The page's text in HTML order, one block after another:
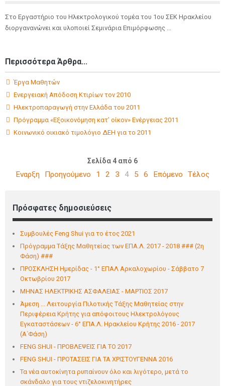
Στο Εργαστήριο του Ηλεκτρολογικού τομέα του 1ου ΣΕΚ Ηρακλείου
διοργανανώνει και υλοποιεί Σεμινάρια Επιμόρφωσης ...
Περισσότερα Άρθρα...
Έργα Μαθητών
Ενεργειακή Απόδοση Κτιρίων τον 2010
Ηλεκτροπαραγωγή στην Ελλάδα του 2011
Πρόγραμμα «Εξοικονόμηση κατ’ οίκον» Ενέργειας 2011
Κοινωνικό οικιακό τιμολόγιο ΔΕΗ για το 2011
Σελίδα 4 από 6
Έναρξη Προηγούμενο 1 2 3 4 5 6 Επόμενο Τέλος
Πρόσφατες δημοσιεύσεις
Συμβουλές Feng Shui για το έτος 2021
Πρόγραμμα Τάξης Μαθητείας των ΕΠΑ.Λ. 2017 - 2018 ### (2η
Φάση) ###
ΠΡΟΣΚΛΗΣΗ Ημερίδας - 1° ΕΠΑΛ Αρκαλoχωρίου - Σάββατο 7
Οκτωβρίου 2017
ΜΗΝΑΣ ΗΛΕΚΤΡΙΚΗΣ ΑΣΦΑΛΕΙΑΣ - ΜΑΡΤΙΟΣ 2017
Άμεση ... Λειτουργία Πιλοτικής Τάξης Μαθητείας στην
Περιφέρεια Κρήτης για απόφοιτους Ηλεκτρολόγους
Εγκαταστάσεων - 6° ΕΠΑ.Λ. Ηρακλείου Κρήτης 2016 - 2017
(Α΄Φάση)
FENG SHUI - ΠΡΟΒΛΕΨΕΙΣ ΓΙΑ ΤΟ 2017
FENG SHUI - ΠΡΟΤΑΣΕΙΣ ΓΙΑ ΤΑ ΧΡΙΣΤΟΥΓΕΝΝΑ 2016
Τα νέα αυτοκίνητα ρυπαίνουν όλο και λιγότερο, μετά το
σκάνδαλο για τους ντιζελοκινητήρες